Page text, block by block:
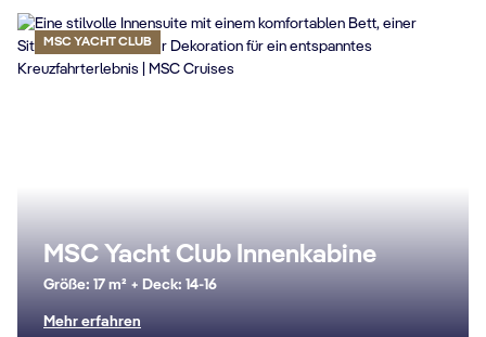
MSC YACHT CLUB
MSC Yacht Club Innenkabine
Größe: 17 m² + Deck: 14-16
Mehr erfahren